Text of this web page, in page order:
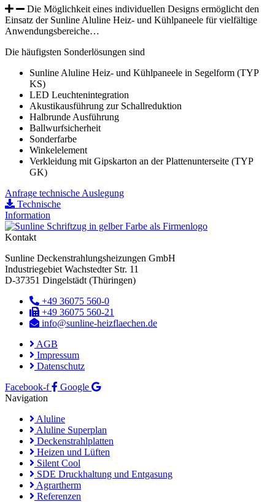
Die Möglichkeit eines individuellen Designs ermöglicht den
Einsatz der Sunline Aluline Heiz- und Kühlpaneele für vielfältige
Anwendungsbereiche…
Die häufigsten Sonderlösungen sind
Sunline Aluline Heiz- und Kühlpaneele in Segelform (TYP
KS)
LED Leuchtenintegration
Akustikausführung zur Schallreduktion
Halbrunde Ausführung
Ballwurfsicherheit
Sonderfarbe
Winkelelement
Verkleidung mit Gipskarton an der Plattenunterseite (TYP
GK)
Anfrage technische Auslegung
Technische
Information
Kontakt
Sunline Deckenstrahlungsheizungen GmbH
Industriegebiet Wachstedter Str. 11
D-37351 Dingelstädt (Thüringen)
+49 36075 560-0
+49 36075 560-21
info@sunline-heizflaechen.de
AGB
Impressum
Datenschutz
Facebook-f
Google
Navigation
Aluline
Aluline Superplan
Deckenstrahlplatten
Heizen und Lüften
Silent Cool
SDE Druckhaltung und Entgasung
Agrartherm
Referenzen